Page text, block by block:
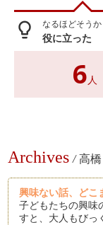
lightbulb_outline なるほどそうか
役に立った
6 人
Archives / 高
興味ない話、どこ
子どもたちの興味
すと、大人もびっ